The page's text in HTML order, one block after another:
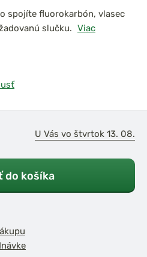
spojíte fluorokarbón, vlasec
slučku. Viac
U Vás vo štvrtok 13. 08.
do košíka